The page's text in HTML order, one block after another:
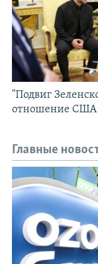
"Подвиг
отношение США
Главные